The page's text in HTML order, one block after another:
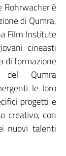
Rohrwacher è
di Qumra,
Film Institute
cineasti
di formazione
del Qumra
le loro
progetti e
creativo, con
nuovi talenti